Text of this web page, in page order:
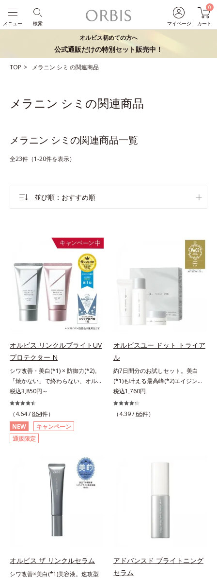
マイページ
0
カート
検索
メニュー
オルビス初めての方へ
公式通販だけの特別セット販売中！
TOP メラニン シミ の関連商品
メラニン シミの関連商品
メラニン シミの関連商品一覧
全23件（1-20件を表示）
並び順 おすすめ順
オルビス リンクルブライトUV
プロテクター N
シワ改善・美白(*1) × 防御力(*2)。
「焼かない」で終わらない、オルビ
ス最高峰(*3)日焼け止め。シワ改
善・美白(*1) × 防御力(*2)「焼かな
い」で終わらないオルビス最高峰
(*3)顔用日焼け止めです。ポーラ化
成の独自研究による、紫外線に反応
して強固な膜を形成する技術「瞬間
(*4)」を搭載。紫外線を浴びた膜が
厚く強靭に進化することで、紫外線
が強い環境でも汗やくずれから肌を
守り、美容成分(*5)の浸透を促進
(*6)します。有効成分「ナイアシン
アミド」配合。真皮のコラーゲン産
プローチ。保湿成分が日中の肌にも
うるおいを与え、明るくなめらかな
税込3,850円～
（4.64 / 864件）
NEW
キャンペーン
通販限定
オルビスユー ドット トライア
ル
約7日間分のお試しセット。美白
(*1)も叶える最高峰(*2)エイジング
ケア(*3)。ハリも透明感(*4)も結果
主義。年齢サイン(*5)の因子に着目
した肌科学エイジングケア(*3)シリ
もに現れる年齢サイン(*5)について
み(*6)などが現れている状態である
「透明感のなさ」が現れることで大
人の肌印象に大きな影響を与えてい
ることが分かりました。そこでオル
ビスユー ドットシリーズは美容成
ら配合している美白有効成分「トラ
ネキサム酸」を配合しました。さら
税込1,760円
（4.39 / 66件）
オルビス ザ リンクルセラム
シワ改善×美白(*1)美容液。速攻型
アドバンスド ブライトニング
セラム